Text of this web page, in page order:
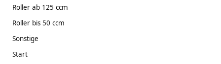
Roller ab 125 ccm
Roller bis 50 ccm
Sonstige
Start